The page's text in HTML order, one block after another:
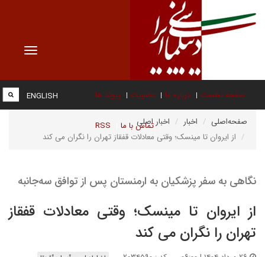
Toggle
صفحه نخست درباره ما عضویت پیوند ها
تماس با ما RSS
ENGLISH
صفحه‌اصلی اخبار
اخبار اصلی
از ایروان تا مینسک؛ وقتی معادلات قفقاز تهران را نگران می کند
نگاهی به سفر پزشکیان به ارمنستان پس از توافق سه‌جانبه
از ایروان تا مینسک؛ وقتی معادلات قفقاز
تهران را نگران می کند